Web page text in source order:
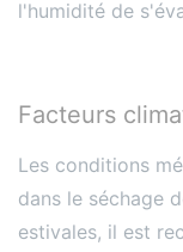
l'humidité de
Facteurs
Les conditions
dans le séchage
estivales, il est